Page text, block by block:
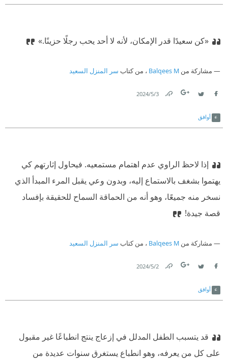
«كن سعيدًا قدر الإمكان، لأنه لا أحد يحب رجلًا حزينًا.»
مشاركة من Balqees M ، من كتاب سر المنزل السعيد
3‏/5‏/2024
أوافق
إذا لاحظ الراوي عدم اهتمام مستمعيه. فيحاول إثارتهم كي
يهتموا بشغف بالاستماع إليه، وبدون وعي يقبل المرء المبدأ الذي
نسخر منه جميعًا، وهو أنه من الحماقة السماح للحقيقة بإفساد
قصة جيدة!
مشاركة من Balqees M ، من كتاب سر المنزل السعيد
2‏/5‏/2024
أوافق
قد يتسبب الطفل المدلل في إزعاج ينتج انطباعًا غير مقبول
على كل من يعرفه، وهو انطباع يستغرق سنوات عديدة من